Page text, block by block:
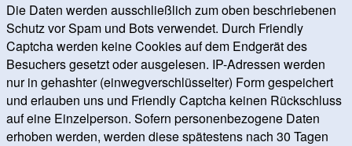
Die Daten werden ausschließlich zum oben beschriebenen
Schutz vor Spam und Bots verwendet. Durch Friendly
Captcha werden keine Cookies auf dem Endgerät des
Besuchers gesetzt oder ausgelesen. IP-Adressen werden
nur in gehashter (einwegverschlüsselter) Form gespeichert
und erlauben uns und Friendly Captcha keinen Rückschluss
auf eine Einzelperson. Sofern personenbezogene Daten
erhoben werden, werden diese spätestens nach 30 Tagen